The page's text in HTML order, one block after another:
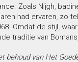
Zoals Nijgh,
had ervaren, zo
Omdat de stijl,
traditie van
behoud van Het